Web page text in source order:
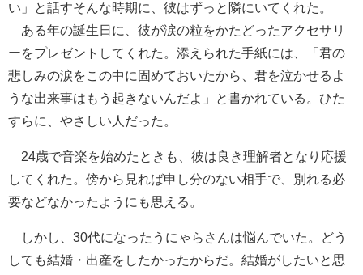
い」と話すそんな時期に、彼はずっと隣にいてくれた。
ある年の誕生日に、彼が涙の粒をかたどったアクセサリ
ーをプレゼントしてくれた。添えられた手紙には、「君の
悲しみの涙をこの中に固めておいたから、君を泣かせるよ
うな出来事はもう起きないんだよ」と書かれている。ひた
すらに、やさしい人だった。
24歳で音楽を始めたときも、彼は良き理解者となり応援
してくれた。傍から見れば申し分のない相手で、別れる必
要などなかったようにも思える。
しかし、30代になったうにゃらさんは悩んでいた。どう
しても結婚・出産をしたかったからだ。結婚がしたいと思